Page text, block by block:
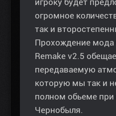
игроку будет
огромное
так и
Прохождение мода
Remake v2.5
передаваемую
которую мы так и
полном обьеме
Чернобыля.